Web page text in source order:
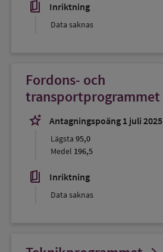
book_5 Inriktning
Data saknas
Fordons- och
transportprogrammet
stars_2
Antagningspoäng 1 juli 2025
Lägsta 95,0
Medel 196,5
book_5 Inriktning
Data saknas